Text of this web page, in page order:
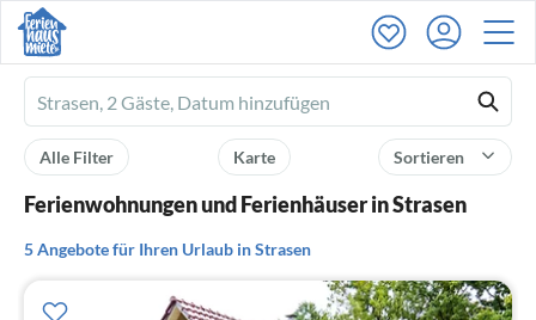
Ferienhausmiete
logo
Sortieren
Karte
Alle Filter
Ferienwohnungen und Ferienhäuser in Strasen
5 Angebote für Ihren Urlaub in Strasen